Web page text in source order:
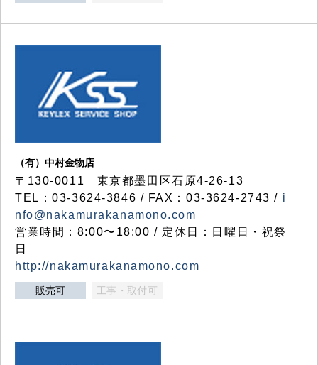
（有）中村金物店
〒130-0011 東京都墨田区石原4-26-13
TEL：03-3624-3846 / FAX：03-3624-2743 / i
nfo@nakamurakanamono.com
営業時間：8:00〜18:00 / 定休日：日曜日・祝祭
日
http://nakamurakanamono.com
販売可 工事・取付可